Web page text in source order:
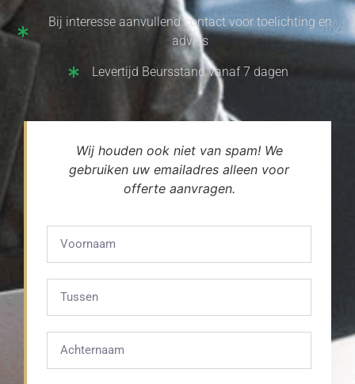
Bij interesse aanvullend contact voor toelichting en
advies
Levertijd Beursstand vanaf 7 dagen
Wij houden ook niet van spam! We
gebruiken uw emailadres alleen voor
offerte aanvragen.